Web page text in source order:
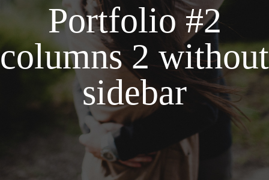
Portfolio #2
columns 2 without
sidebar